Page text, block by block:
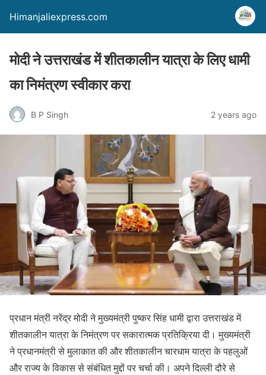
Himanjaliexpress.com
मोदी ने उत्तराखंड में शीतकालीन यात्रा के लिए धामी
का निमंत्रण स्वीकार करा
B P Singh 2 years ago
प्रधान मंत्री नरेंद्र मोदी ने मुख्यमंत्री पुष्कर सिंह धामी द्वारा उत्तराखंड में
शीतकालीन यात्रा के निमंत्रण पर सकारात्मक प्रतिक्रिया दी। मुख्यमंत्री
ने प्रधानमंत्री से मुलाकात की और शीतकालीन चारधाम यात्रा के पहलुओं
और राज्य के विकास से संबंधित मुद्दों पर चर्चा की। अपने दिल्ली दौरे से